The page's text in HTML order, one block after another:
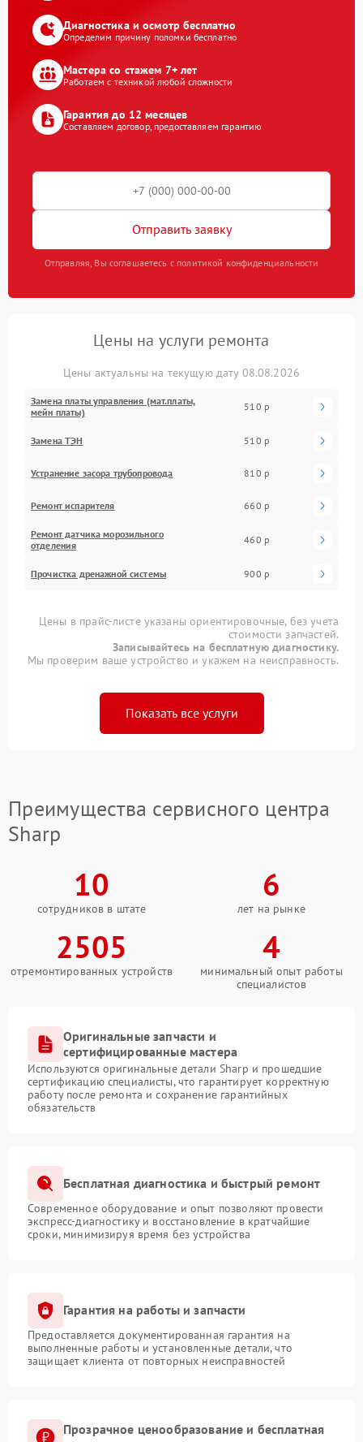
Диагностика и осмотр бесплатно
Определим причину поломки бесплатно
Мастера со стажем 7+ лет
Работаем с техникой любой сложности
Гарантия до 12 месяцев
Составляем договор, предоставляем гарантию
Отправить заявку
Отправляя, Вы соглашаетесь с политикой конфиденциальности
Цены на услуги ремонта
Цены актуальны на текущую дату 08.08.2026
Замена платы управления (мат.платы,
мейн платы)
510 р
Замена ТЭН 510 р
Устранение засора трубопровода 810 р
Ремонт испарителя 660 р
Ремонт датчика морозильного
отделения
460 р
Прочистка дренажной системы 900 р
Цены в прайс-листе указаны ориентировочные, без учета
стоимости запчастей.
Записывайтесь на бесплатную диагностику.
Мы проверим ваше устройство и укажем на неисправность.
Показать все услуги
Преимущества сервисного центра
Sharp
10
сотрудников в штате
6
лет на рынке
2505
отремонтированных устройств
4
минимальный опыт работы
специалистов
Оригинальные запчасти и
сертифицированные мастера
Используются оригинальные детали Sharp и прошедшие
сертификацию специалисты, что гарантирует корректную
работу после ремонта и сохранение гарантийных
обязательств
Бесплатная диагностика и быстрый ремонт
Современное оборудование и опыт позволяют провести
экспресс-диагностику и восстановление в кратчайшие
сроки, минимизируя время без устройства
Гарантия на работы и запчасти
Предоставляется документированная гарантия на
выполненные работы и установленные детали, что
защищает клиента от повторных неисправностей
Прозрачное ценообразование и бесплатная